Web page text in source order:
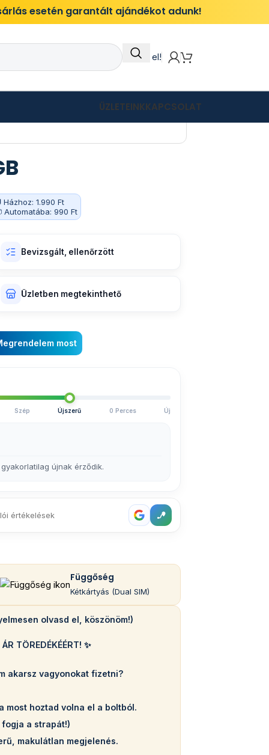
esetén garantált ajándékot adunk!
Itt add el!
ÜZLETEINKKAPCSOLAT
Házhoz: 1.990 Ft
Automatába: 990 Ft
Bevizsgált, ellenőrzött
Üzletben megtekinthető
most
Szép Újszerű 0 Perces Új
újnak érződik.
értékelések
Függőség
Kétkártyás (Dual SIM)
olvasd el, köszönöm!)
TÖREDÉKÉÉRT! ✨
akarsz vagyonokat fizetni?
most hoztad volna el a boltból.
fogja a strapát!)
makulátlan megjelenés.